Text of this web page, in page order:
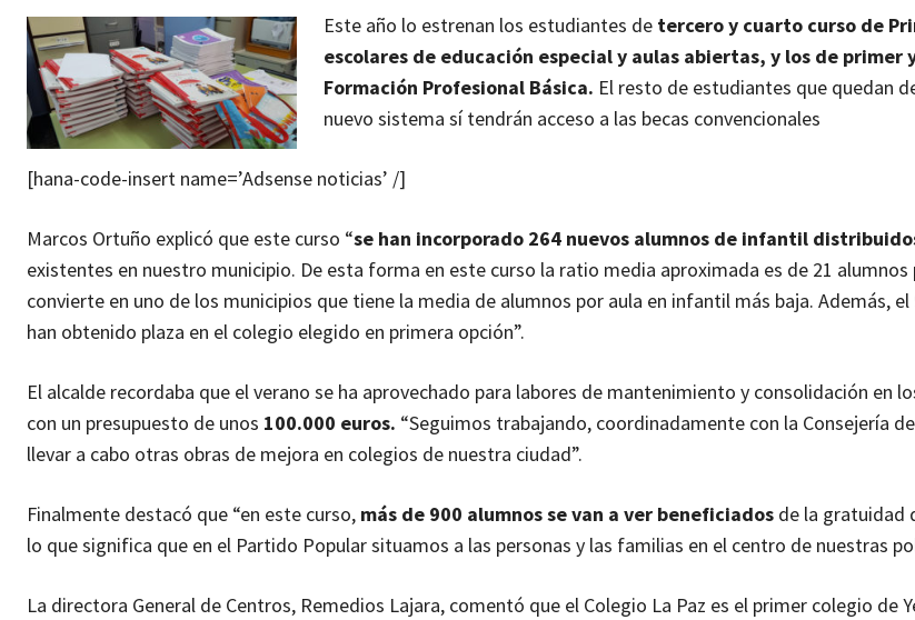
Este año lo estrenan los estudiantes de tercero y cuarto curso de
escolares de educación especial y aulas abiertas, y los de primer
Formación Profesional Básica. El resto de estudiantes que quedan
nuevo sistema sí tendrán acceso a las becas convencionales
[hana-code-insert name=’Adsense noticias’ /]
Marcos Ortuño explicó que este curso “se han incorporado 264 nuevos alumnos de infantil
existentes en nuestro municipio. De esta forma en este curso la ratio media aproximada es de 21 alumnos
convierte en uno de los municipios que tiene la media de alumnos por aula en infantil más baja. Además,
han obtenido plaza en el colegio elegido en primera opción”.
El alcalde recordaba que el verano se ha aprovechado para labores de mantenimiento y consolidación en
con un presupuesto de unos 100.000 euros. “Seguimos trabajando, coordinadamente con la Consejería
llevar a cabo otras obras de mejora en colegios de nuestra ciudad”.
Finalmente destacó que “en este curso, más de 900 alumnos se van a ver beneficiados de la gratuidad
lo que significa que en el Partido Popular situamos a las personas y las familias en el centro de nuestras
La directora General de Centros, Remedios Lajara, comentó que el Colegio La Paz es el primer colegio de